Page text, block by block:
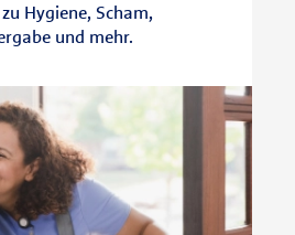
Hygiene, Scham,
und mehr.